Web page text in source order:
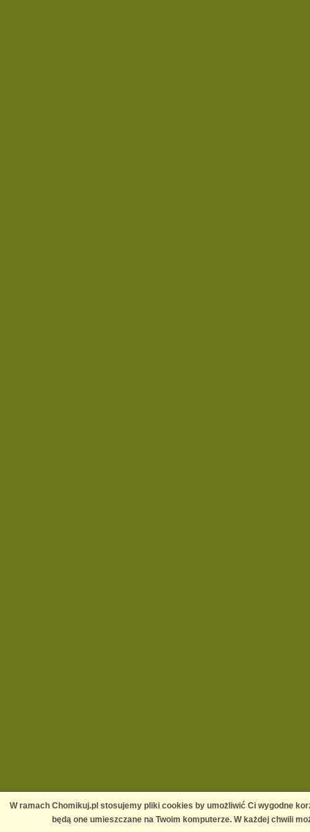
W ramach Chomikuj.pl stosujemy pliki cookies by umożliwić Ci wygodne
będą one umieszczane na Twoim komputerze. W każdej chwili